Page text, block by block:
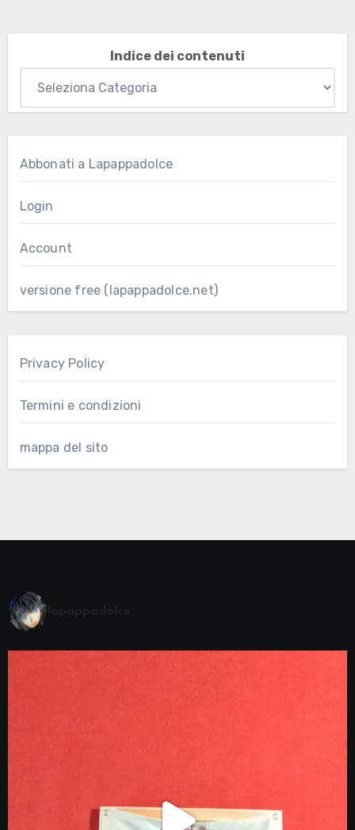
Indice dei contenuti
Abbonati a Lapappadolce
Login
Account
versione free (lapappadolce.net)
Privacy Policy
Termini e condizioni
mappa del sito